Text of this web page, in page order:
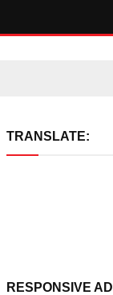
TRANSLATE:
RESPONSIVE AD